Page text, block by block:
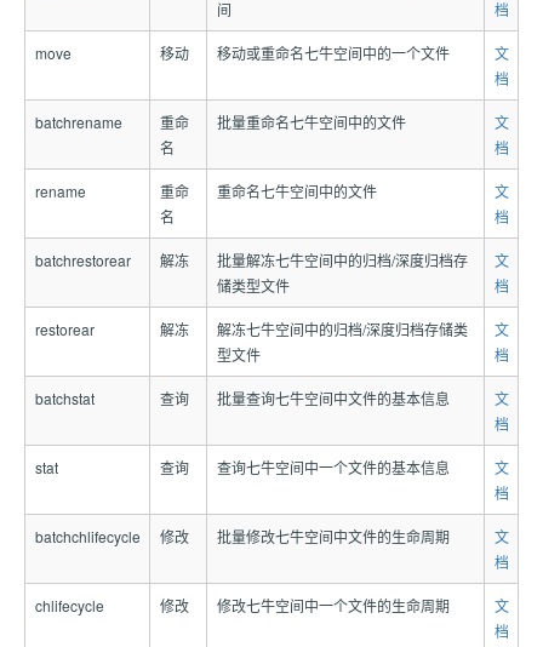
间
档
move 移动 移动或重命名七牛空间中的一个文件
文
档
batchrename
重命
名
批量重命名七牛空间中的文件
文
档
rename
重命
名
重命名七牛空间中的文件
文
档
batchrestorear 解冻
批量解冻七牛空间中的归档/深度归档存
储类型文件
文
档
restorear 解冻
解冻七牛空间中的归档/深度归档存储类
型文件
文
档
batchstat 查询 批量查询七牛空间中文件的基本信息
文
档
stat 查询 查询七牛空间中一个文件的基本信息
文
档
batchchlifecycle 修改 批量修改七牛空间中文件的生命周期
文
档
chlifecycle 修改 修改七牛空间中一个文件的生命周期
文
档